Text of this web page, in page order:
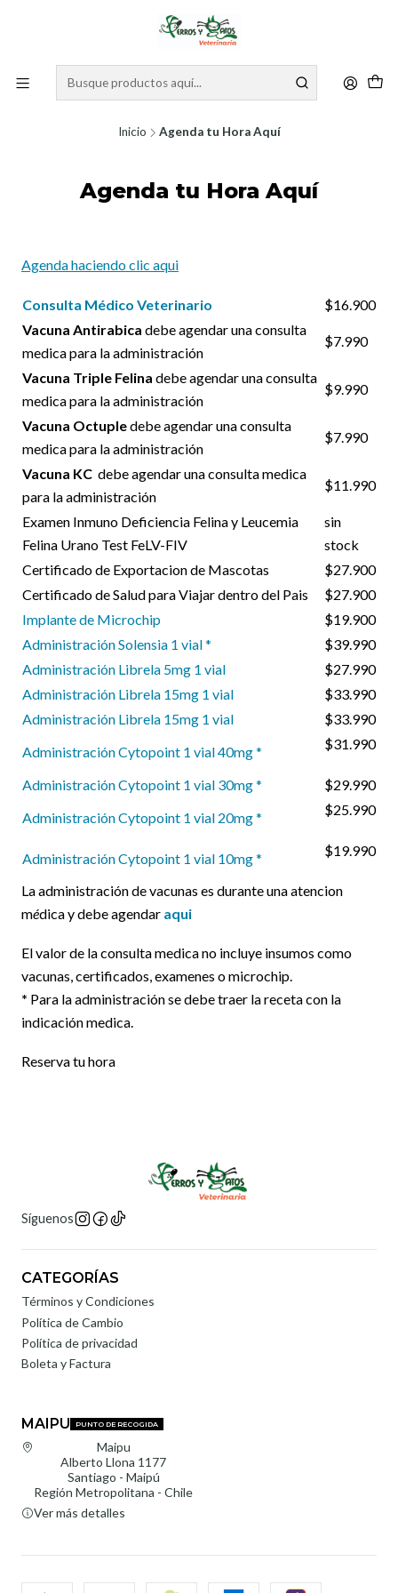
Inicio Agenda tu Hora Aquí
Agenda tu Hora Aquí
Agenda haciendo clic aqui
Consulta Médico Veterinario
$16.900
Vacuna Antirabica debe agendar una consulta
medica para la administración
$7.990
Vacuna Triple Felina debe agendar una consulta
medica para la administración
$9.990
Vacuna Octupledebe agendar una consulta
medica para la administración
$7.990
Vacuna KC debe agendar una consulta medica
para la administración
$11.990
Examen Inmuno Deficiencia Felina y Leucemia
Felina Urano Test FeLV-FIV
sin
stock
Certificado de Exportacion de Mascotas
$27.900
Certificado de Salud para Viajar dentro del Pais
$27.900
Implante de Microchip
$19.900
Administración Solensia 1 vial *
$39.990
Administración Librela 5mg 1 vial
$27.990
Administración Librela 15mg 1 vial
$33.990
Administración Librela 15mg 1 vial
$33.990
Administración Cytopoint 1 vial 40mg *
$31.990
Administración Cytopoint 1 vial 30mg *
$29.990
Administración Cytopoint 1 vial 20mg *
$25.990
Administración Cytopoint 1 vial 10mg * $19.990
La administración de vacunas es durante una atencion
médica y debe agendar aqui
El valor de la consulta medica no incluye insumos como
vacunas, certificados, examenes o microchip.
* Para la administración se debe traer la receta con la
indicación medica.
Reserva tu hora
Síguenos
CATEGORÍAS
Términos y Condiciones
Política de Cambio
Política de privacidad
Boleta y Factura
MAIPU PUNTO DE RECOGIDA
Maipu
Alberto Llona 1177
Santiago - Maipú
Región Metropolitana - Chile
Ver más detalles